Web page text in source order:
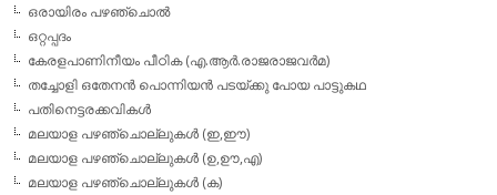
ഒരായിരം പഴഞ്ചൊല്‍
ഒറ്റപ്പദം
കേരളപാണിനീയം പീഠിക (എ.ആര്‍.രാജരാജവര്‍മ)
തച്ചോളി ഒതേനൻ പൊന്നിയൻ പടയ്‌ക്കു പോയ പാട്ടുകഥ
പതിനെട്ടരക്കവികള്‍
മലയാള പഴഞ്ചൊല്ലുകള്‍ (ഇ,ഈ)
മലയാള പഴഞ്ചൊല്ലുകള്‍ (ഉ,ഊ,എ)
മലയാള പഴഞ്ചൊല്ലുകള്‍ (ക)